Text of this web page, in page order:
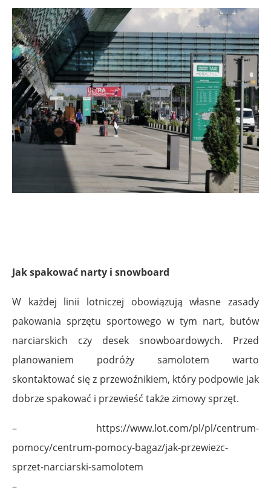
Jak spakować narty i snowboard
W każdej linii lotniczej obowiązują własne zasady
pakowania sprzętu sportowego w tym nart, butów
narciarskich czy desek snowboardowych. Przed
planowaniem podróży samolotem warto
skontaktować się z przewoźnikiem, który podpowie jak
dobrze spakować i przewieść także zimowy sprzęt.
– https://www.lot.com/pl/pl/centrum-
pomocy/centrum-pomocy-bagaz/jak-przewiezc-
sprzet-narciarski-samolotem
–